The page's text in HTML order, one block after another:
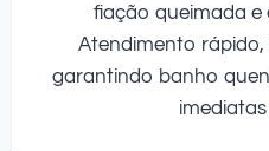
fiação queimada e
Atendimento
garantindo banho